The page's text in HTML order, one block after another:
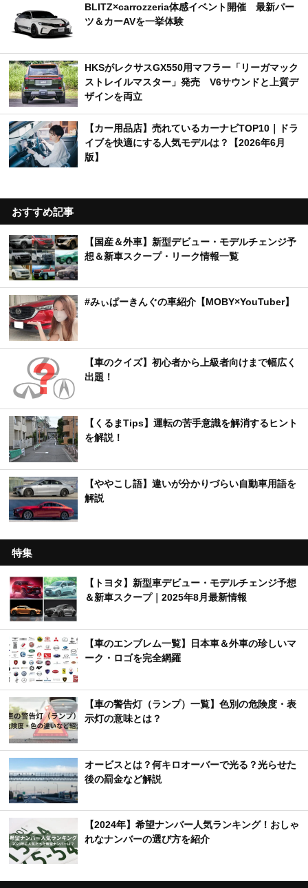
BLITZ×carrozzeria体感イベント開催 最新パー
ツ＆カーAVを一挙体験
HKSがレクサスGX550用マフラー「リーガマック
ストレイルマスター」発売 V6サウンドと上質デ
ザインを両立
【カー用品店】売れているカーナビTOP10｜ドラ
イブを快適にする人気モデルは？【2026年6月
版】
おすすめ記事
【国産＆外車】新型デビュー・モデルチェンジ予
想＆新車スクープ・リーク情報一覧
#みぃぱーきんぐの車紹介【MOBY×YouTuber】
【車のクイズ】初心者から上級者向けまで幅広く
出題！
【くるまTips】運転の苦手意識を解消するヒント
を解説！
【ややこし語】違いが分かりづらい自動車用語を
解説
特集
【トヨタ】新型車デビュー・モデルチェンジ予想
＆新車スクープ｜2025年8月最新情報
【車のエンブレム一覧】日本車＆外車の珍しいマ
ーク・ロゴを完全網羅
【車の警告灯（ランプ）一覧】色別の危険度・表
示灯の意味とは？
オービスとは？何キロオーバーで光る？光らせた
後の罰金など解説
【2024年】希望ナンバー人気ランキング！おしゃ
れなナンバーの選び方を紹介